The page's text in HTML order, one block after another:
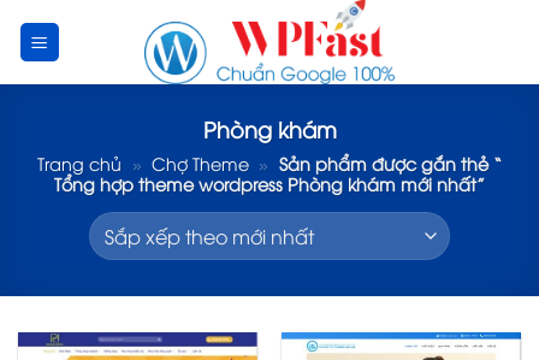
Phòng khám
Trang chủ » Chợ Theme » Sản phẩm được gắn thẻ “
Tổng hợp theme wordpress Phòng khám mới nhất”